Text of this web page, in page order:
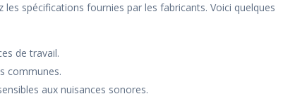
spécifications fournies par les fabricants. Voici quelques
de travail.
communes.
aux nuisances sonores.